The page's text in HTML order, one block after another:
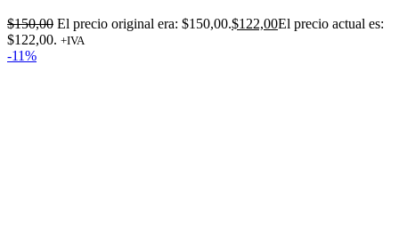
$150,00 El precio original era: $150,00.$122,00El precio actual es:
$122,00. +IVA
-11%